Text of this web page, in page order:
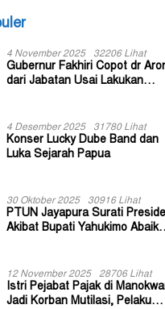
4 November 2025 32206 Lihat
Gubernur Fakhiri Copot dr
dari Jabatan Usai Lakukan
4 Desember 2025 31780 Lihat
Konser Lucky Dube Band dan
Luka Sejarah Papua
30 Oktober 2025 30916 Lihat
PTUN Jayapura Surati
Akibat Bupati Yahukimo
12 November 2025 28706 Lihat
Istri Pejabat Pajak di
Jadi Korban Mutilasi, Pelaku